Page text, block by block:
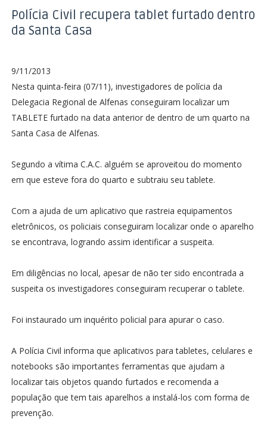
o
o
k
n
g
e
A
p
e
r
r
a
Polícia Civil recupera tablet furtado dentro
da Santa Casa
9/11/2013
Nesta quinta-feira (07/11), investigadores de polícia da
Delegacia Regional de Alfenas conseguiram localizar um
TABLETE furtado na data anterior de dentro de um quarto na
Santa Casa de Alfenas.
Segundo a vítima C.A.C. alguém se aproveitou do momento
em que esteve fora do quarto e subtraiu seu tablete.
Com a ajuda de um aplicativo que rastreia equipamentos
eletrônicos, os policiais conseguiram localizar onde o aparelho
se encontrava, logrando assim identificar a suspeita.
Em diligências no local, apesar de não ter sido encontrada a
suspeita os investigadores conseguiram recuperar o tablete.
Foi instaurado um inquérito policial para apurar o caso.
A Polícia Civil informa que aplicativos para tabletes, celulares e
notebooks são importantes ferramentas que ajudam a
localizar tais objetos quando furtados e recomenda a
população que tem tais aparelhos a instalá-los com forma de
prevenção.